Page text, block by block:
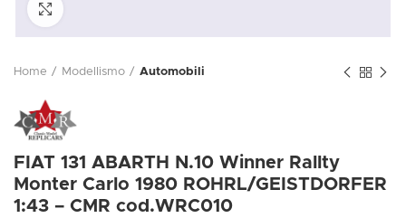
Home Modellismo Automobili
FIAT 131 ABARTH N.10 Winner Rallty
Monter Carlo 1980 ROHRL/GEISTDORFER
1:43 – CMR cod.WRC010